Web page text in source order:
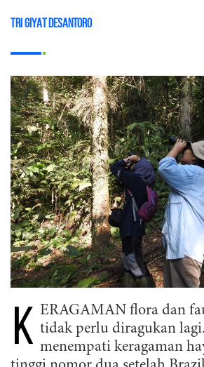
Tri Giyat Desantoro
K ERAGAMAN flora dan
tidak perlu diragukan
menempati keragaman